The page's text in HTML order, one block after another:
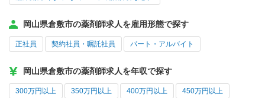
岡山県倉敷市の薬剤師求人を雇用形態で探す
正社員 契約社員・嘱託社員 パート・アルバイト
岡山県倉敷市の薬剤師求人を年収で探す
300万円以上 350万円以上 400万円以上 450万円以上